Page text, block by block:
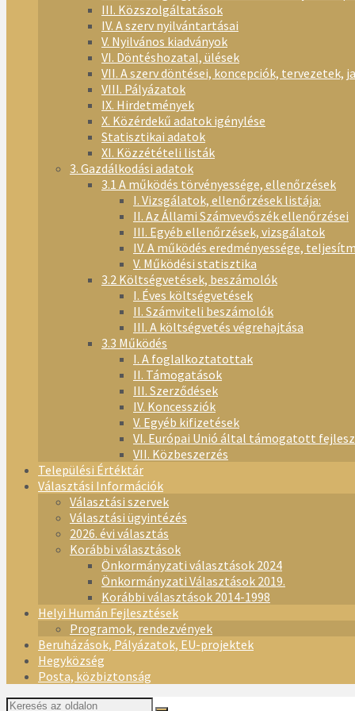
III. Közszolgáltatások
IV. A szerv nyilvántartásai
V. Nyilvános kiadványok
VI. Döntéshozatal, ülések
VII. A szerv döntései, koncepciók, tervezetek,
VIII. Pályázatok
IX. Hirdetmények
X. Közérdekű adatok igénylése
Statisztikai adatok
XI. Közzétételi listák
3. Gazdálkodási adatok
3.1 A működés törvényessége, ellenőrzések
I. Vizsgálatok, ellenőrzések listája:
II. Az Állami Számvevőszék ellenőrzései
III. Egyéb ellenőrzések, vizsgálatok
IV. A működés eredményessége,
V. Működési statisztika
3.2 Költségvetések, beszámolók
I. Éves költségvetések
II. Számviteli beszámolók
III. A költségvetés végrehajtása
3.3 Működés
I. A foglalkoztatottak
II. Támogatások
III. Szerződések
IV. Koncessziók
V. Egyéb kifizetések
VI. Európai Unió által támogatott
VII. Közbeszerzés
Települési Értéktár
Választási Információk
Választási szervek
Választási ügyintézés
2026. évi választás
Korábbi választások
Önkormányzati választások 2024
Önkormányzati Választások 2019.
Korábbi választások 2014-1998
Helyi Humán Fejlesztések
Programok, rendezvények
Beruházások, Pályázatok, EU-projektek
Hegyközség
Posta, közbiztonság